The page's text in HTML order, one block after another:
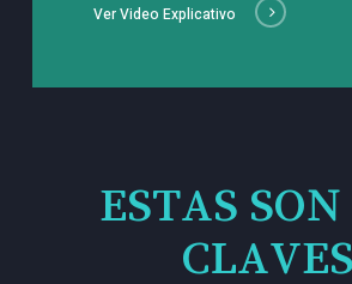
Ver Video Explicativo
ESTAS
CLAVES